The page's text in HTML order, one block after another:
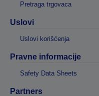
Pretraga trgovaca
Uslovi
Uslovi korišćenja
Pravne informacije
Safety Data Sheets
Partners